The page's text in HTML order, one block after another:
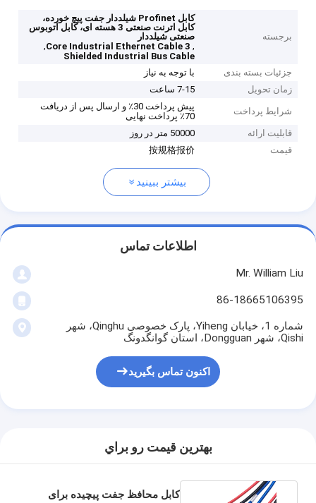
برجسته
کابل Profinet شیلددار جفت پیچ خورده،
کابل اترنت صنعتی 3 هسته ای، کابل اتوبوس
صنعتی شیلددار
,
3 Core Industrial Ethernet Cable
,
Shielded Industrial Bus Cable
جزئیات بسته بندی
با توجه به نیاز
زمان تحویل
7-15 ساعت
شرایط پرداخت
پیش پرداخت 30٪ و ارسال پس از دریافت
70٪ پرداخت نهایی
قابلیت ارائه
50000 متر در روز
قیمت
按规格报价
بیشتر ببینید
اطلاعات تماس
Mr. William Liu
86-18665106395
شماره 1، خیابان Yiheng، پارک خصوصی Qinghu، شهر
Qishi، شهر Dongguan، استان گوانگدونگ
اکنون تماس بگیرید
بهترين قيمت رو براي
کابل محافظ جفت پیچیده برای